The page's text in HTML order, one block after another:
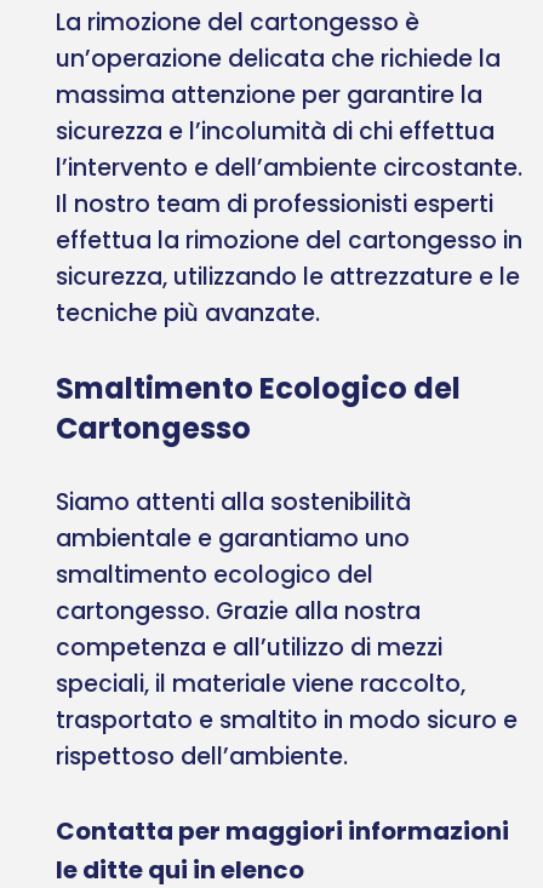
La rimozione del cartongesso è
un’operazione delicata che richiede la
massima attenzione per garantire la
sicurezza e l’incolumità di chi effettua
l’intervento e dell’ambiente circostante.
Il nostro team di professionisti esperti
effettua la rimozione del cartongesso in
sicurezza, utilizzando le attrezzature e le
tecniche più avanzate.
Smaltimento Ecologico del
Cartongesso
Siamo attenti alla sostenibilità
ambientale e garantiamo uno
smaltimento ecologico del
cartongesso. Grazie alla nostra
competenza e all’utilizzo di mezzi
speciali, il materiale viene raccolto,
trasportato e smaltito in modo sicuro e
rispettoso dell’ambiente.
Contatta per maggiori informazioni
le ditte qui in elenco